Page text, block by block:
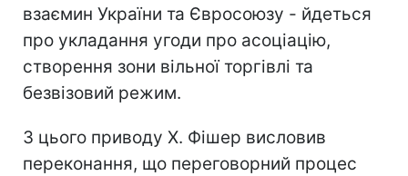
взаємин України та Євросоюзу - йдеться
про укладання угоди про асоціацію,
створення зони вільної торгівлі та
безвізовий режим.
З цього приводу Х. Фішер висловив
переконання, що переговорний процес